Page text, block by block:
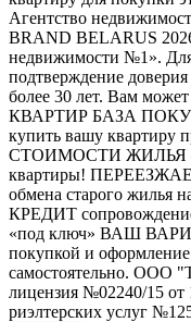
Агентство
BRAND BELARUS
недвижимости №1».
подтверждение
более 30 лет. Вам
КВАРТИР БАЗА
купить вашу
СТОИМОСТИ ЖИЛЬЯ –
квартиры!
обмена старого жилья
КРЕДИТ
«под ключ» ВАШ
покупкой и
самостоятельно. ООО
лицензия №02240/15 от
риэлтерских услуг